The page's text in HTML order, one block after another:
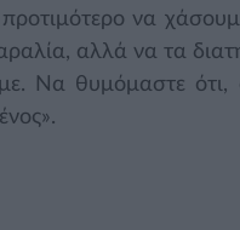
προτιμότερο να
αλλά να τα
Να θυμόμαστε ότι,